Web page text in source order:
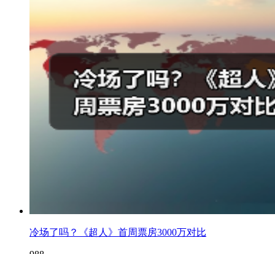
冷场了吗？《超人》首周票房3000万对比